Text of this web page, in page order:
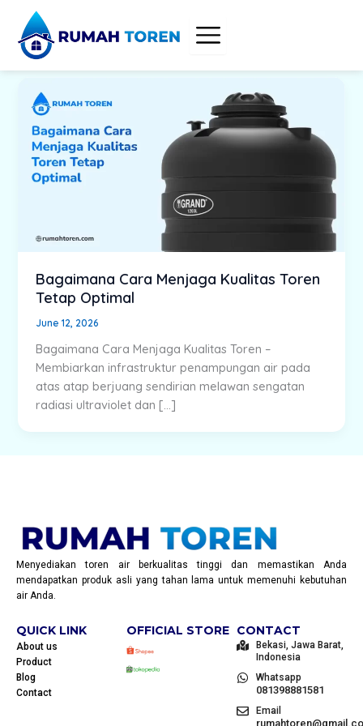
content
Bagaimana Cara Menjaga Kualitas Toren
Tetap Optimal
June 12, 2026
Bagaimana Cara Menjaga Kualitas Toren –
Membiarkan infrastruktur penampungan air pada
atas atap berjuang sendirian melawan sengatan
radiasi ultraviolet dan […]
Menyediakan toren air berkualitas tinggi dan memastikan Anda
mendapatkan produk asli yang tahan lama untuk memenuhi kebutuhan
air Anda.
QUICK LINK
About us
Product
Blog
Contact
OFFICIAL STORE CONTACT
Bekasi, Jawa Barat,
Indonesia
Whatsapp
081398881581
Email